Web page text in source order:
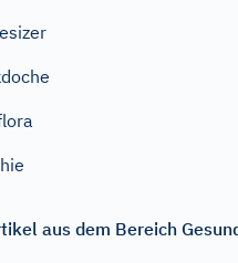
aus dem Bereich